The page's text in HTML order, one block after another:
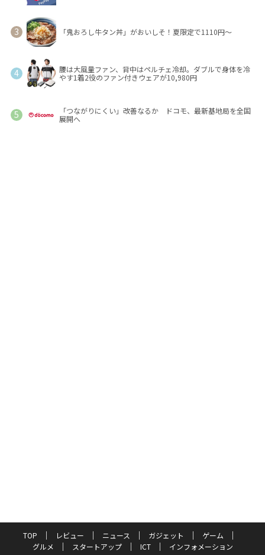
「鬼おろし牛タン丼」がおいしそ！夏限定で1110円～
腰は大風量ファン、背中はペルチェ冷却。ダブルで身体を冷
やす1着2役のファン付きウェアが10,980円
「つながりにくい」改善なるか ドコモ、最新基地局を全国
展開へ
TOP レビュー ニュース ガジェット
ゲーム
グルメ
スタートアップ ICT インフォメーション